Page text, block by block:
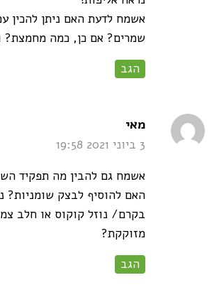
אשמח לדעת האם ניתן להכין
שמרים? אם כן, כמה מחמצת?
הגב
מאי
3 ביוני 2021 19:58
אשמח גם להבין מה תפקיד
האם להוסיף לבצק שומניות?
בקרם/ נוזל קוקוס או חלב
מזוקקת?
הגב